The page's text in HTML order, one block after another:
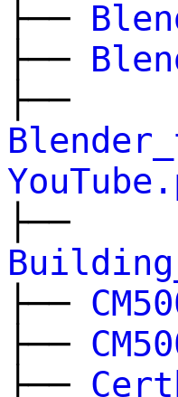
├──
├──
├──
├──
├──
├──
├──